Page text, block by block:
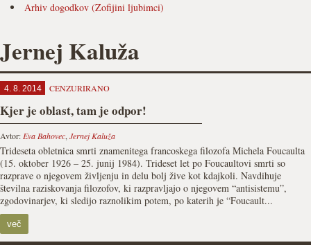
Arhiv dogodkov (Zofijini ljubimci)
Jernej Kaluža
4. 8. 2014 CENZURIRANO
Kjer je oblast, tam je odpor!
Avtor: Eva Bahovec, Jernej Kaluža
Trideseta obletnica smrti znamenitega francoskega filozofa Michela Foucaulta
(15. oktober 1926 – 25. junij 1984). Trideset let po Foucaultovi smrti so
razprave o njegovem življenju in delu bolj žive kot kdajkoli. Navdihuje
številna raziskovanja filozofov, ki razpravljajo o njegovem “antisistemu”,
zgodovinarjev, ki sledijo raznolikim potem, po katerih je “Foucault...
več